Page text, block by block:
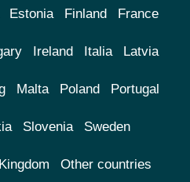
Estonia Finland France
Ireland Italia Latvia
Malta Poland Portugal
Slovenia Sweden
Other countries